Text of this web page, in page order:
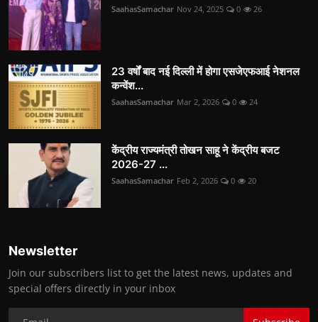
SaahasSamachar Nov 24, 2025 0 26
23 वर्षों बाद नई दिल्ली में होगा एसजेएफआई नेशनल
कन्वेंश...
SaahasSamachar Mar 2, 2026 0 24
केंद्रीय राज्यमंत्री तोखन साहू ने केंद्रीय बजट
2026-27 ...
SaahasSamachar Feb 2, 2026 0 20
Newsletter
Join our subscribers list to get the latest news, updates and
special offers directly in your inbox